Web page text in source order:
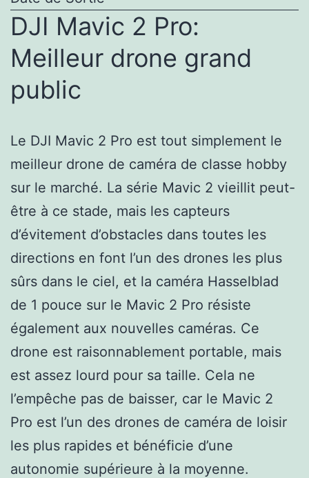
DJI Mavic 2 Pro:
Meilleur drone grand
public
Le DJI Mavic 2 Pro est tout simplement le
meilleur drone de caméra de classe hobby
sur le marché. La série Mavic 2 vieillit peut-
être à ce stade, mais les capteurs
d’évitement d’obstacles dans toutes les
directions en font l’un des drones les plus
sûrs dans le ciel, et la caméra Hasselblad
de 1 pouce sur le Mavic 2 Pro résiste
également aux nouvelles caméras. Ce
drone est raisonnablement portable, mais
est assez lourd pour sa taille. Cela ne
l’empêche pas de baisser, car le Mavic 2
Pro est l’un des drones de caméra de loisir
les plus rapides et bénéficie d’une
autonomie supérieure à la moyenne.